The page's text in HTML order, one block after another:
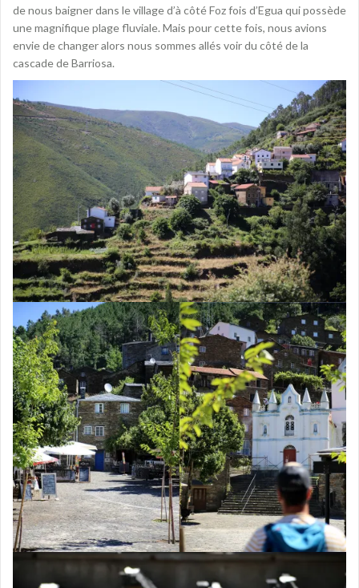
de nous baigner dans le village d’à côté Foz fois d’Egua qui possède
une magnifique plage fluviale. Mais pour cette fois, nous avions
envie de changer alors nous sommes allés voir du côté de la
cascade de Barriosa.